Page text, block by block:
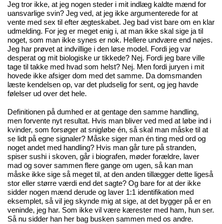
Jeg tror ikke, at jeg nogen steder i mit indlæg kaldte mænd for
uansvarlige svin? Jeg ved, at jeg ikke argumenterede for at
vente med sex til efter ægteskabet. Jeg bad vist bare om en klar
udmelding. For jeg er meget enig i, at man ikke skal sige ja til
noget, som man ikke synes er nok. Hellere undvære end nøjes.
Jeg har prøvet at indvillige i den løse model. Fordi jeg var
desperat og mit biologiske ur tikkede? Nej. Fordi jeg bare ville
tage til takke med hvad som helst? Nej. Men fordi juryen i mit
hovede ikke afsiger dom med det samme. Da domsmanden
læste kendelsen op, var det pludselig for sent, og jeg havde
følelser ud over det hele.
Definitionen på dumhed er at gentage den samme handling,
men forvente nyt resultat. Hvis man bliver ved med at løbe ind i
kvinder, som forsøger at snigløbe én, så skal man måske til at
se lidt på egne signaler? Måske siger man én ting med ord og
noget andet med handling? Hvis man går ture på stranden,
spiser sushi i skoven, går i biografen, møder forældre, laver
mad og sover sammen flere gange om ugen, så kan man
måske ikke sige så meget til, at den anden tillægger dette ligeså
stor eller større værdi end det sagte? Og bare for at der ikke
sidder nogen mænd derude og laver 1:1 identifikation med
eksemplet, så vil jeg skynde mig at sige, at det bygger på er en
veninde, jeg har. Som ikke vil være kærester med ham, hun ser.
Så nu sidder han her bag busken sammen med os andre.